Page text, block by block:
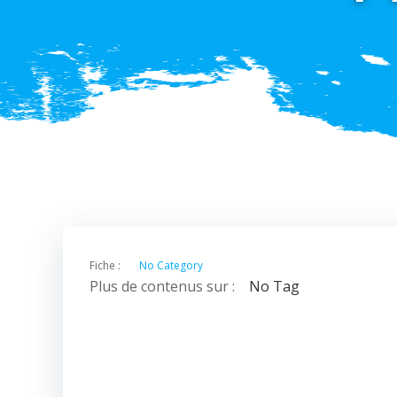
Fiche : No Category
Plus de contenus sur : No Tag